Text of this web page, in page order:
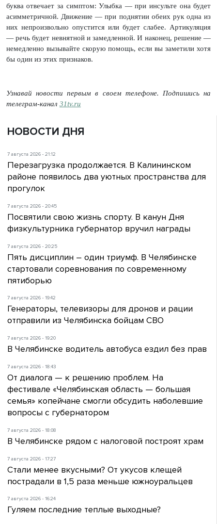
буква отвечает за симптом: Улыбка — при инсульте она будет
асимметричной. Движение — при поднятии обеих рук одна из
них непроизвольно опустится или будет слабее. Артикуляция
— речь будет невнятной и замедленной. И наконец, решение —
немедленно вызывайте скорую помощь, если вы заметили хотя
бы один из этих признаков.
Узнавай новости первым в своем телефоне. Подпишись на
телеграм-канал 31tv.ru
НОВОСТИ ДНЯ
7 августа 2026 - 21:12
Перезагрузка продолжается. В Калининском
районе появилось два уютных пространства для
прогулок
7 августа 2026 - 20:45
Посвятили свою жизнь спорту. В канун Дня
физкультурника губернатор вручил награды
7 августа 2026 - 20:25
Пять дисциплин – один триумф. В Челябинске
стартовали соревнования по современному
пятиборью
7 августа 2026 - 19:42
Генераторы, телевизоры для дронов и рации
отправили из Челябинска бойцам СВО
7 августа 2026 - 19:20
В Челябинске водитель автобуса ездил без прав
7 августа 2026 - 18:43
От диалога — к решению проблем. На
фестивале «Челябинская область — большая
семья» копейчане смогли обсудить наболевшие
вопросы с губернатором
7 августа 2026 - 18:08
В Челябинске рядом с налоговой построят храм
7 августа 2026 - 17:27
Стали менее вкусными? От укусов клещей
пострадали в 1,5 раза меньше южноуральцев
7 августа 2026 - 16:24
Гуляем последние теплые выходные?